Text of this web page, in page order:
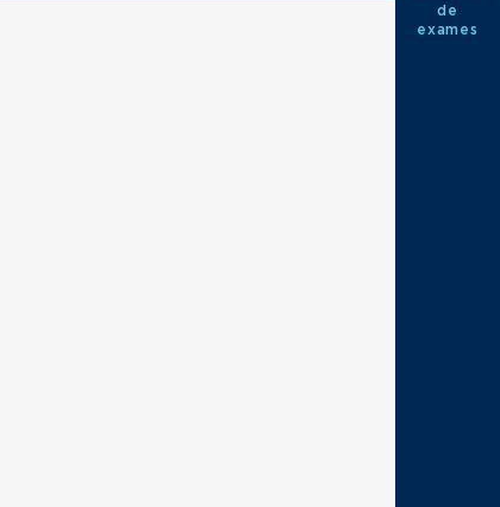
de
exames